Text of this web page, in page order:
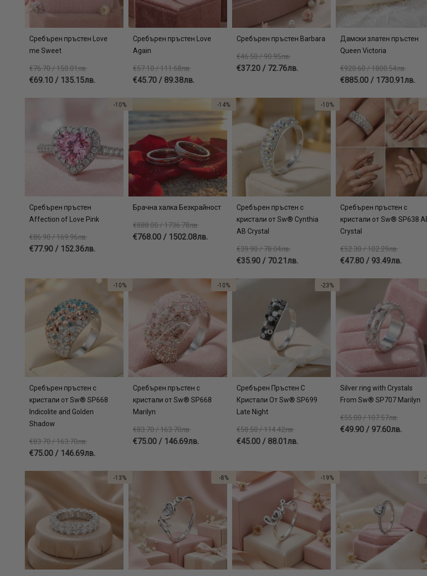
Сребърен пръстен Love
me Sweet
€76.70 / 150.01лв.
€69.10 / 135.15лв.
Сребърен пръстен Love
Again
€57.10 / 111.68лв.
€45.70 / 89.38лв.
Сребърен пръстен Barbara
€46.50 / 90.95лв.
€37.20 / 72.76лв.
Дамски златен пръстен
Queen Victoria
€920.60 / 1800.54лв.
€885.00 / 1730.91лв.
Сребърен пръстен
Affection of Love Pink
€86.90 / 169.96лв.
€77.90 / 152.36лв.
-10%
Брачна халка Безкрайност
€888.00 / 1736.78лв.
€768.00 / 1502.08лв.
-14%
Сребърен пръстен с
кристали от Sw® Cynthia
AB Crystal
€39.90 / 78.04лв.
€35.90 / 70.21лв.
-10%
Сребърен пръстен с
кристали от Sw® SP638
Crystal
€52.30 / 102.29лв.
€47.80 / 93.49лв.
Сребърен пръстен с
кристали от Sw® SP668
Indicolite and Golden
Shadow
€83.70 / 163.70лв.
€75.00 / 146.69лв.
-10%
Сребърен пръстен с
кристали от Sw® SP668
Marilyn
€83.70 / 163.70лв.
€75.00 / 146.69лв.
-10%
Сребърен Пръстен С
Кристали От Sw® SP699
Late Night
€58.50 / 114.42лв.
€45.00 / 88.01лв.
-23%
Silver ring with Crystals
From Sw® SP707 Marilyn
€55.00 / 107.57лв.
€49.90 / 97.60лв.
-13% -8% -19%